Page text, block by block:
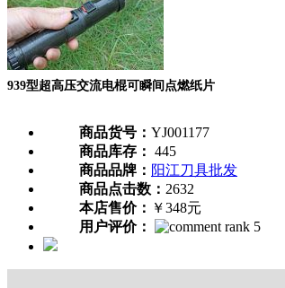
939型超高压交流电棍可瞬间点燃纸片
商品货号： YJ001177
商品库存： 445
商品品牌： 阳江刀具批发
商品点击数： 2632
本店售价： ￥348元
用户评价：